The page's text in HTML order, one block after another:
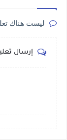
ليست هناك
إرسال